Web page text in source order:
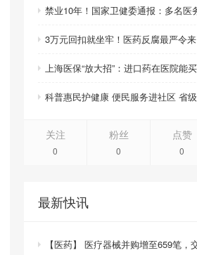
关注
0
粉丝
0
点赞
0
最新快讯
【医药】 医疗器械并购增至659笔，